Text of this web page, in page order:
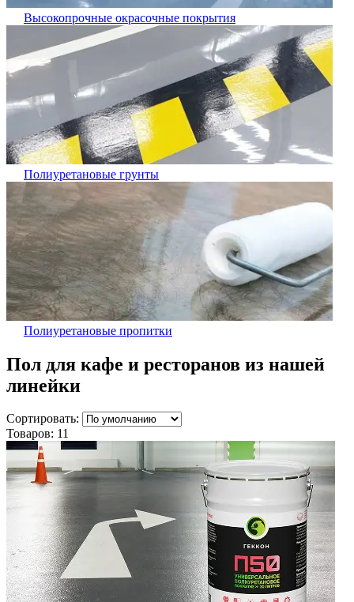
Высокопрочные окрасочные покрытия
Полиуретановые грунты
Полиуретановые пропитки
Пол для кафе и ресторанов из нашей
линейки
Сортировать:
Товаров: 11